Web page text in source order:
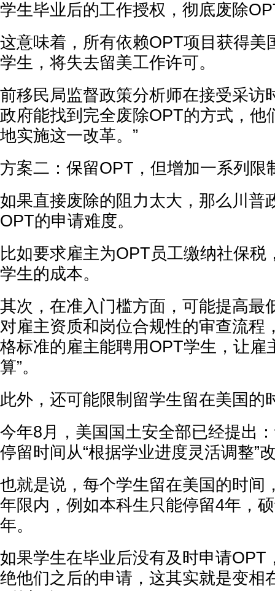
学生毕业后的工作授权，彻底废除
这意味着，所有依赖OPT项目获得美
学生，将失去留美工作许可。
前移民局监督政策分析师在接受采访
政府能找到完全废除OPT的方式，他
地实施这一改革。”
方案二：保留OPT，但增加一系列限
如果直接废除的阻力太大，那么川普
OPT的申请难度。
比如要求雇主为OPT员工缴纳社保税
学生的成本。
其次，在准入门槛方面，可能提高最
对雇主资质和岗位合规性的审查流程
格标准的雇主能聘用OPT学生，让雇
算”。
此外，还可能限制留学生留在美国的
今年8月，美国国土安全部已经提出
停留时间从“根据学业进度灵活调整”
也就是说，每个学生留在美国的时间
年限内，例如本科生只能停留4年，
年。
如果学生在毕业后没有及时申请OPT
绝他们之后的申请，这其实就是变相